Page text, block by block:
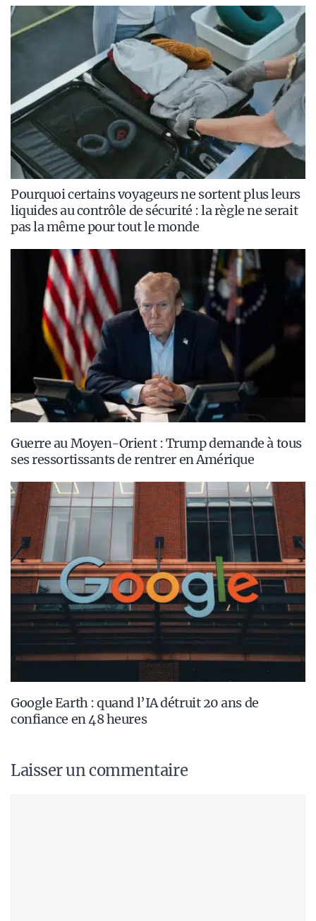
Pourquoi certains voyageurs ne sortent plus leurs
liquides au contrôle de sécurité : la règle ne serait
pas la même pour tout le monde
Guerre au Moyen-Orient : Trump demande à tous
ses ressortissants de rentrer en Amérique
Google Earth : quand l’IA détruit 20 ans de
confiance en 48 heures
Laisser un commentaire